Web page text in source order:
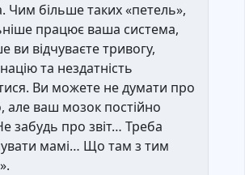
Чим більше таких «петель»,
працює ваша система,
ви відчуваєте тривогу,
та нездатність
Ви можете не думати про
але ваш мозок постійно
забудь про звіт… Треба
мамі… Що там з тим